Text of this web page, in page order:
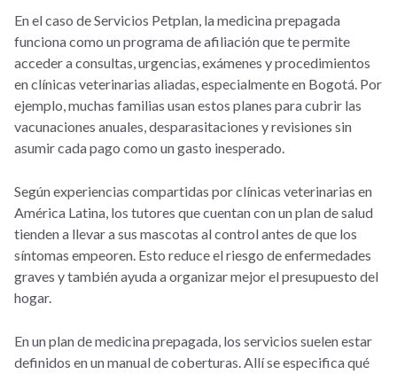
En el caso de Servicios Petplan, la medicina prepagada
funciona como un programa de afiliación que te permite
acceder a consultas, urgencias, exámenes y procedimientos
en clínicas veterinarias aliadas, especialmente en Bogotá. Por
ejemplo, muchas familias usan estos planes para cubrir las
vacunaciones anuales, desparasitaciones y revisiones sin
asumir cada pago como un gasto inesperado.
Según experiencias compartidas por clínicas veterinarias en
América Latina, los tutores que cuentan con un plan de salud
tienden a llevar a sus mascotas al control antes de que los
síntomas empeoren. Esto reduce el riesgo de enfermedades
graves y también ayuda a organizar mejor el presupuesto del
hogar.
En un plan de medicina prepagada, los servicios suelen estar
definidos en un manual de coberturas. Allí se especifica qué